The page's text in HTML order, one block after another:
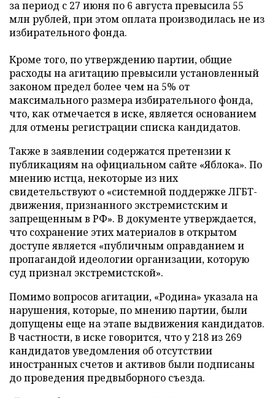
за период с 27 июня по 6 августа превысила 55
млн рублей, при этом оплата производилась не из
избирательного фонда.
Кроме того, по утверждению партии, общие
расходы на агитацию превысили установленный
законом предел более чем на 5% от
максимального размера избирательного фонда,
что, как отмечается в иске, является основанием
для отмены регистрации списка кандидатов.
Также в заявлении содержатся претензии к
публикациям на официальном сайте «Яблока». По
мнению истца, некоторые из них
свидетельствуют о «системной поддержке ЛГБТ-
движения, признанного экстремистским и
запрещенным в РФ». В документе утверждается,
что сохранение этих материалов в открытом
доступе является «публичным оправданием и
пропагандой идеологии организации, которую
суд признал экстремистской».
Помимо вопросов агитации, «Родина» указала на
нарушения, которые, по мнению партии, были
допущены еще на этапе выдвижения кандидатов.
В частности, в иске говорится, что у 218 из 269
кандидатов уведомления об отсутствии
иностранных счетов и активов были подписаны
до проведения предвыборного съезда.